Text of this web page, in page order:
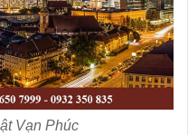
Vạn Phúc